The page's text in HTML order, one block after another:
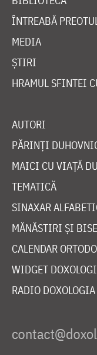
ÎNTREABĂ
MEDIA
ȘTIRI
HRAMUL SFINTEI
AUTORI
PĂRINȚI
MAICI CU VIAȚĂ
TEMATICĂ
SINAXAR
MĂNĂSTIRI ȘI
CALENDAR
WIDGET
RADIO DOXOLOGIA